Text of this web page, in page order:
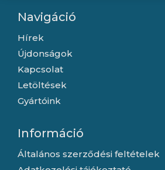
Navigáció
Hírek
Újdonságok
Kapcsolat
Letöltések
Gyártóink
Információ
Általános szerződési feltételek